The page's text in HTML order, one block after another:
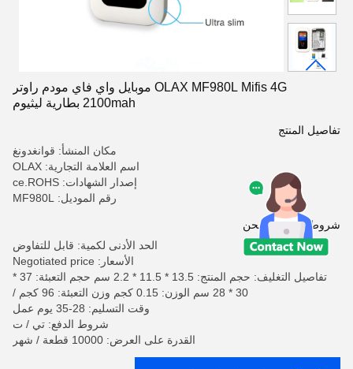
OLAX MF980L Mifis 4G موبايل واي فاي مودم راوتر
2100mah بطارية ليثيوم
تفاصيل المنتج
مكان المنشأ: قوانغدونغ
اسم العلامة التجارية: OLAX
إصدار الشهادات: ce.ROHS
رقم الموديل: MF980L
شروط الدفع والشحن
الحد الأدنى لكمية: قابل للتفاوض
الأسعار: Negotiated price
تفاصيل التغليف: حجم المنتج: 13.5 * 11.5 * 2.2 سم حجم التعبئة: 37 *
30 * 28 سم الوزن: 0.15 كجم وزن التعبئة: 96 كجم /
وقت التسليم: 28-35 يوم عمل
شروط الدفع: تي / ت
القدرة على العرض: 10000 قطعة / شهر